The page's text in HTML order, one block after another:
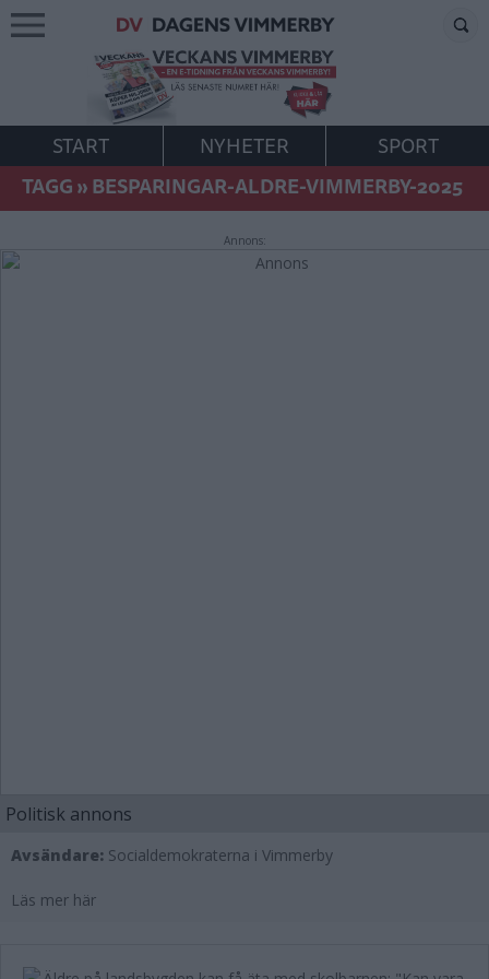
START NYHETER
SPORT
TAGG»BESPARINGAR-ALDRE-VIMMERBY-2025
Annons:
Politisk annons
Avsändare: Socialdemokraterna i Vimmerby
Läs mer här